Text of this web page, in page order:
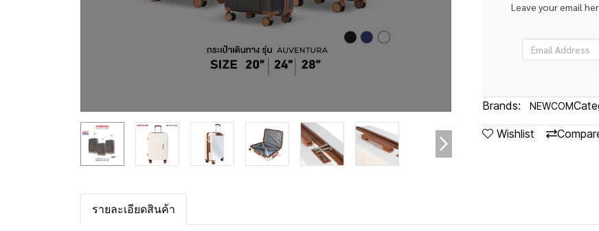
Leave your email
Brands:
NEWCOM
Wishlist
รายละเอียดสินค้า